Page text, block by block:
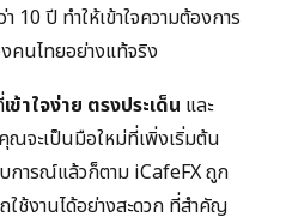
10 ปี ทำให้เข้าใจความต้องการ
คนไทยอย่างแท้จริง
เข้าใจง่าย ตรงประเด็น และ
คุณจะเป็นมือใหม่ที่เพิ่งเริ่มต้น
การณ์แล้วก็ตาม iCafeFX ถูก
ช้งานได้อย่างสะดวก ที่สำคัญ